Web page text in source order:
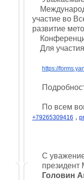
участие во
развитие
Для
https://
По всем
+79265309416 ,
С
президент
Головин